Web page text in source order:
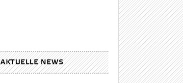
AKTUELLE NEWS